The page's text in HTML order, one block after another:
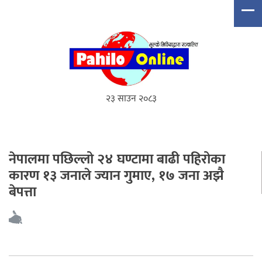
२३ साउन २०८३
नेपालमा पछिल्लो २४ घण्टामा बाढी पहिरोका
कारण १३ जनाले ज्यान गुमाए, १७ जना अझै
बेपत्ता